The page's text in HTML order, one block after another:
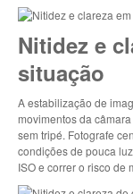
Nitidez e
situação
A estabilização de
movimentos da
sem tripé. Fotografe
condições de pouca
ISO e correr o risco de